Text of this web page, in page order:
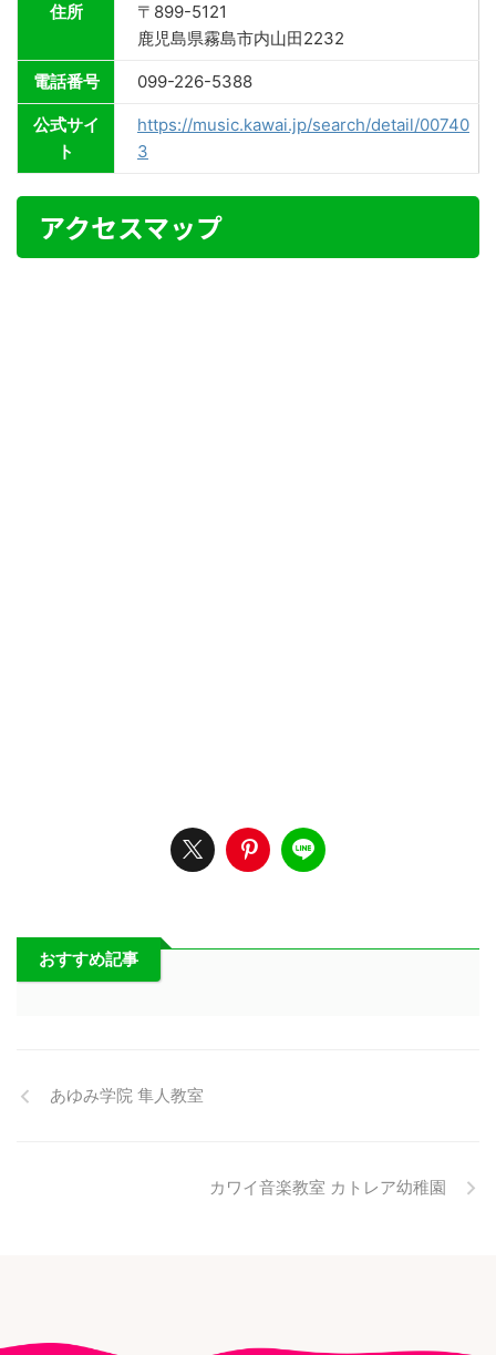
住所
〒899-5121
鹿児島県霧島市内山田2232
電話番号 099-226-5388
公式サイ
ト
https://music.kawai.jp/search/detail/00740
3
アクセスマップ
おすすめ記事
あゆみ学院 隼人教室
カワイ音楽教室 カトレア幼稚園